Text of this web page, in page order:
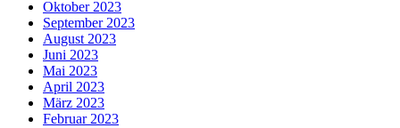
Oktober 2023
September 2023
August 2023
Juni 2023
Mai 2023
April 2023
März 2023
Februar 2023